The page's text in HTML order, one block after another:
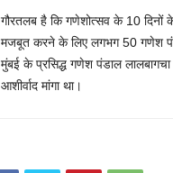
गौरतलब है कि गणेशोत्सव के 10 दिनों
मजबूत करने के लिए लगभग 50 गणेश
मुंबई के प्रसिद्ध गणेश पंडाल
आशीर्वाद मांगा था।